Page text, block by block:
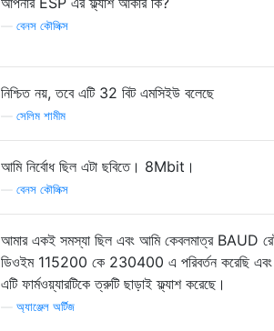
বেনস কৌলিক্স
নিশ্চিত নয়, তবে এটি 32 বিট এমসিইউ বলেছে
সেলিম শামীম
আমি নির্বোধ ছিল এটা ছবিতে। 8Mbit।
বেনস কৌলিক্স
আমার একই সমস্যা ছিল এবং আমি কেবলমাত্র BAUD
ডিওইম 115200 কে 230400 এ পরিবর্তন করেছি এবং
এটি ফার্মওয়্যারটিকে ত্রুটি ছাড়াই ফ্ল্যাশ করেছে।
অ্যাঞ্জেল অর্টিজ